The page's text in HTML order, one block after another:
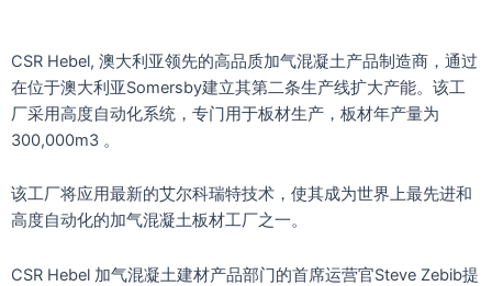
CSR Hebel, 澳大利亚领先的高品质加气混凝土产品制造商，通过
在位于澳大利亚Somersby建立其第二条生产线扩大产能。该工
厂采用高度自动化系统，专门用于板材生产，板材年产量为
300,000m3 。
该工厂将应用最新的艾尔科瑞特技术，使其成为世界上最先进和
高度自动化的加气混凝土板材工厂之一。
CSR Hebel 加气混凝土建材产品部门的首席运营官Steve Zebib提